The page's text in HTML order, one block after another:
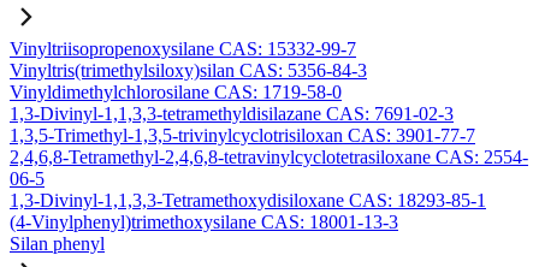
Vinyltriisopropenoxysilane CAS: 15332-99-7
Vinyltris(trimethylsiloxy)silan CAS: 5356-84-3
Vinyldimethylchlorosilane CAS: 1719-58-0
1,3-Divinyl-1,1,3,3-tetramethyldisilazane CAS: 7691-02-3
1,3,5-Trimethyl-1,3,5-trivinylcyclotrisiloxan CAS: 3901-77-7
2,4,6,8-Tetramethyl-2,4,6,8-tetravinylcyclotetrasiloxane CAS: 2554-
06-5
1,3-Divinyl-1,1,3,3-Tetramethoxydisiloxane CAS: 18293-85-1
(4-Vinylphenyl)trimethoxysilane CAS: 18001-13-3
Silan phenyl